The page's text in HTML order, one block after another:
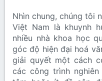
Nhìn chung, chúng tôi
Việt Nam là khuynh
nhiều nhà khoa học
góc độ hiện đại hoá
giải quyết một cách
các công trình